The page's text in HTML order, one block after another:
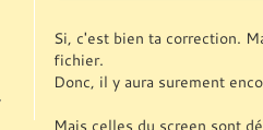
Si, c'est bien ta correction.
fichier.
Donc, il y aura surement
Mais celles du screen sont